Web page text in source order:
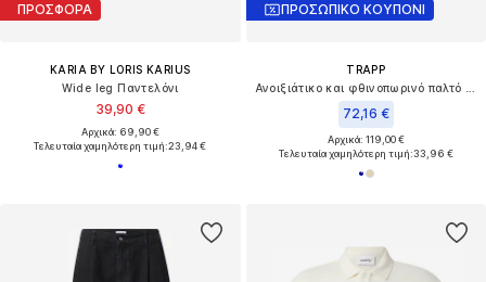
ΠΡΟΣΦΟΡΑ
KARIA BY LORIS KARIUS
Wide leg Παντελόνι
39,90 €
Αρχικά: 69,90 €
Τελευταία χαμηλότερη τιμή:23,94 €
ΠΡΟΣΩΠΙΚΟ ΚΟΥΠΟΝΙ
TRAPP
72,16 €
Αρχικά: 119,00 €
Τελευταία χαμηλότερη τιμή:33,96 €